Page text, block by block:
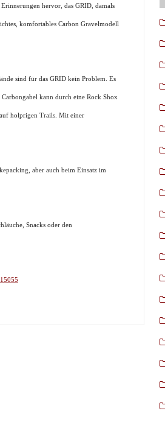
hervor, das GRID, damals
komfortables Carbon Gravelmodell
sind für das GRID kein Problem. Es
kann durch eine Rock Shox
holprigen Trails. Mit einer
aber auch beim Einsatz im
Snacks oder den